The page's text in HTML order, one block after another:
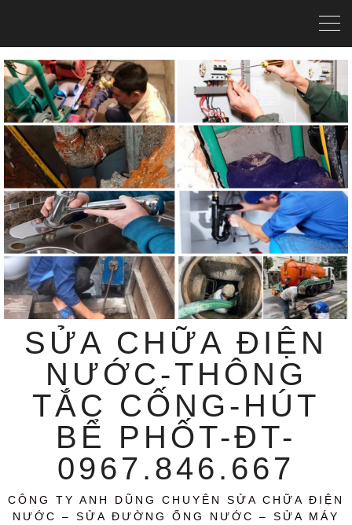
SỬA CHỮA ĐIỆN
NƯỚC-THÔNG
TẮC CỐNG-HÚT
BỂ PHỐT-ĐT-
0967.846.667
CÔNG TY ANH DŨNG CHUYÊN SỬA CHỮA ĐIỆN
NƯỚC – SỬA ĐƯỜNG ỐNG NƯỚC – SỬA MÁY